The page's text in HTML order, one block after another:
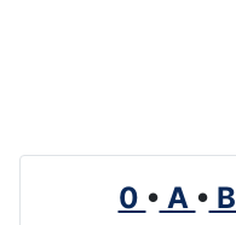
0 • A • B